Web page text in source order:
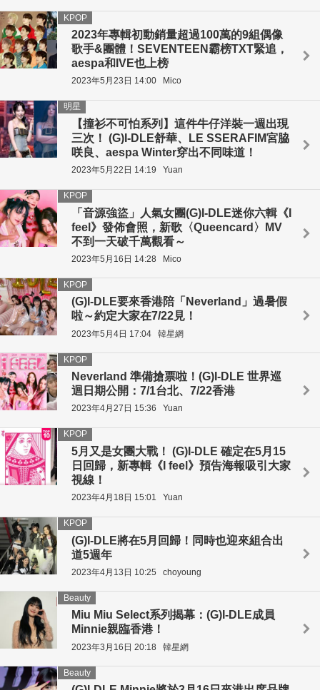
2023年專輯初動銷量超過100萬的9組偶像
歌手&團體！SEVENTEEN霸榜TXT緊追，
aespa和IVE也上榜
KPOP
2023年5月23日 14:00 Mico
【撞衫不可怕系列】這件牛仔洋裝一週出現
三次！ (G)I-DLE舒華、LE SSERAFIM宮脇
咲良、aespa Winter穿出不同味道！
明星
2023年5月22日 14:19 Yuan
「音源強盜」人氣女團(G)I-DLE迷你六輯《I
feel》發佈會照，新歌〈Queencard〉MV
不到一天破千萬觀看～
KPOP
2023年5月16日 14:28 Mico
(G)I-DLE要來香港陪「Neverland」過暑假
啦～約定大家在7/22見！
KPOP
2023年5月4日 17:04 韓星網
Neverland 準備搶票啦！(G)I-DLE 世界巡
迴日期公開：7/1台北、7/22香港
KPOP
2023年4月27日 15:36 Yuan
5月又是女團大戰！ (G)I-DLE 確定在5月15
日回歸，新專輯《I feel》預告海報吸引大家
視線！
KPOP
2023年4月18日 15:01 Yuan
(G)I-DLE將在5月回歸！同時也迎來組合出
道5週年
KPOP
2023年4月13日 10:25 choyoung
Miu Miu Select系列揭幕：(G)I-DLE成員
Minnie親臨香港！
Beauty
2023年3月16日 20:18 韓星網
Beauty